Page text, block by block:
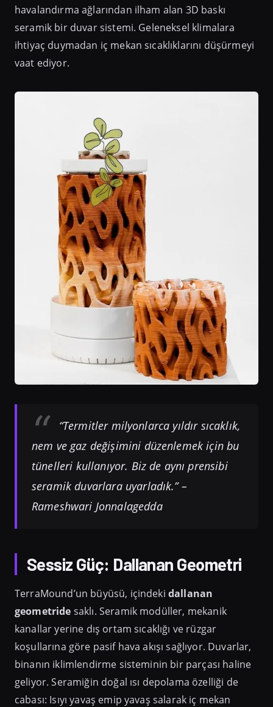
havalandırma ağlarından ilham alan 3D baskı
seramik bir duvar sistemi. Geleneksel klimalara
ihtiyaç duymadan iç mekan sıcaklıklarını düşürmeyi
vaat ediyor.
“Termitler milyonlarca yıldır sıcaklık,
nem ve gaz değişimini düzenlemek için bu
tünelleri kullanıyor. Biz de aynı prensibi
seramik duvarlara uyarladık.” –
Rameshwari Jonnalagedda
Sessiz Güç: Dallanan Geometri
TerraMound’un büyüsü, içindeki dallanan
geometride saklı. Seramik modüller, mekanik
kanallar yerine dış ortam sıcaklığı ve rüzgar
koşullarına göre pasif hava akışı sağlıyor. Duvarlar,
binanın iklimlendirme sisteminin bir parçası haline
geliyor. Seramiğin doğal ısı depolama özelliği de
cabası: Isıyı yavaş emip yavaş salarak iç mekan